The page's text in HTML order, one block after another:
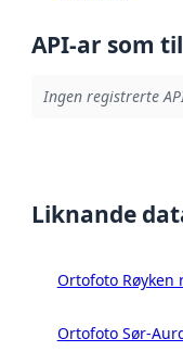
API-ar som
Ingen registrerte
Liknande
Ortofoto Røyken
Ortofoto Sør-